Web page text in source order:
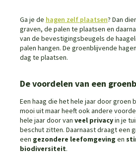
Ga je de hagen zelf plaatsen? Dan
graven, de palen te plaatsen en
van de bevestigingsbeugels de
palen hangen. De groenblijvende
dag te plaatsen.
De voordelen van een
Een haag die het hele jaar door groen
mooi uit maar heeft ook andere
hele jaar door van veel privacyin je
beschut zitten. Daarnaast draagt een
een gezondere leefomgeving en
biodiversiteit.